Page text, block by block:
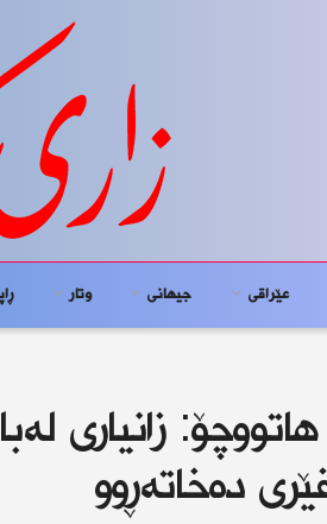
عێراقی جیهانى وتار
زانیاری
دەخاتەڕوو